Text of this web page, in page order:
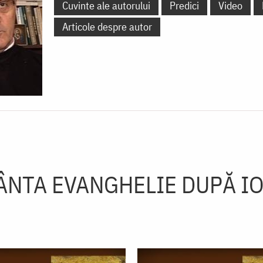
Cuvinte ale autorului Predici Video
Articole despre autor
EVANGHELIE DUPĂ